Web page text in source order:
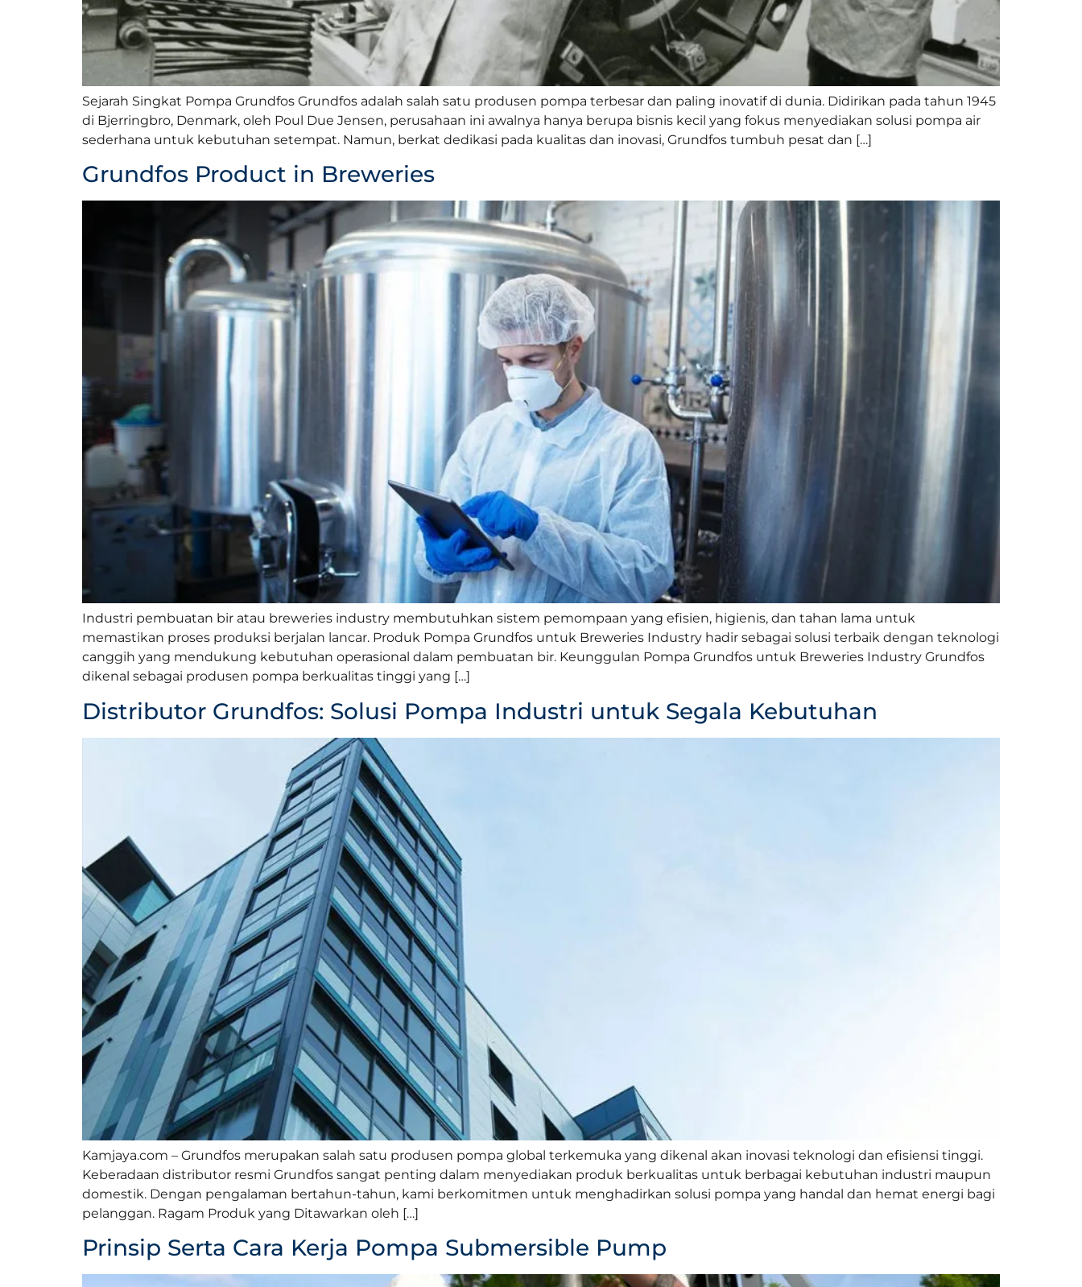
Sejarah Singkat Pompa Grundfos Grundfos adalah salah satu produsen pompa terbesar dan paling inovatif di dunia. Didirikan pada tahun 1945
di Bjerringbro, Denmark, oleh Poul Due Jensen, perusahaan ini awalnya hanya berupa bisnis kecil yang fokus menyediakan solusi pompa air
sederhana untuk kebutuhan setempat. Namun, berkat dedikasi pada kualitas dan inovasi, Grundfos tumbuh pesat dan […]
Grundfos Product in Breweries
Industri pembuatan bir atau breweries industry membutuhkan sistem pemompaan yang efisien, higienis, dan tahan lama untuk
memastikan proses produksi berjalan lancar. Produk Pompa Grundfos untuk Breweries Industry hadir sebagai solusi terbaik dengan teknologi
canggih yang mendukung kebutuhan operasional dalam pembuatan bir. Keunggulan Pompa Grundfos untuk Breweries Industry Grundfos
dikenal sebagai produsen pompa berkualitas tinggi yang […]
Distributor Grundfos: Solusi Pompa Industri untuk Segala Kebutuhan
Kamjaya.com – Grundfos merupakan salah satu produsen pompa global terkemuka yang dikenal akan inovasi teknologi dan efisiensi tinggi.
Keberadaan distributor resmi Grundfos sangat penting dalam menyediakan produk berkualitas untuk berbagai kebutuhan industri maupun
domestik. Dengan pengalaman bertahun-tahun, kami berkomitmen untuk menghadirkan solusi pompa yang handal dan hemat energi bagi
pelanggan. Ragam Produk yang Ditawarkan oleh […]
Prinsip Serta Cara Kerja Pompa Submersible Pump